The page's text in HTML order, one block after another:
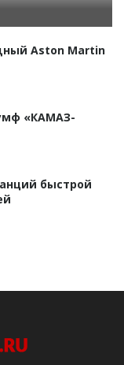
Aston Martin
«КАМАЗ-
быстрой